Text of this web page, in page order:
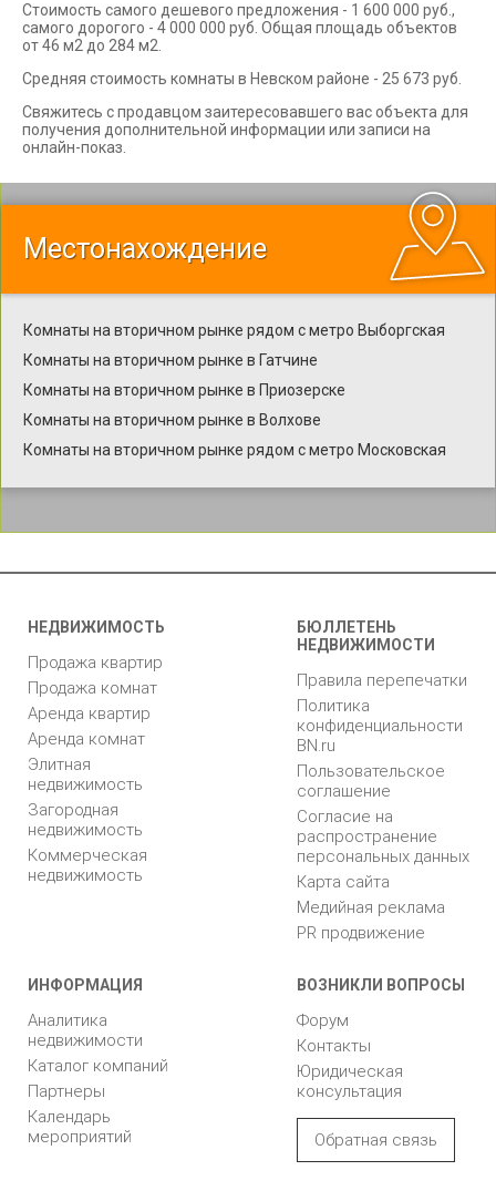
Стоимость самого дешевого предложения - 1 600 000 руб.,
самого дорогого - 4 000 000 руб. Общая площадь объектов
от 46 м2 до 284 м2.
Средняя стоимость комнаты в Невском районе - 25 673 руб.
Свяжитесь с продавцом заитересовавшего вас объекта для
получения дополнительной информации или записи на
онлайн-показ.
Местонахождение
Комнаты на вторичном рынке рядом с метро Выборгская
Комнаты на вторичном рынке в Гатчине
Комнаты на вторичном рынке в Приозерске
Комнаты на вторичном рынке в Волхове
Комнаты на вторичном рынке рядом с метро Московская
НЕДВИЖИМОСТЬ
Продажа квартир
Продажа комнат
Аренда квартир
Аренда комнат
Элитная
недвижимость
Загородная
недвижимость
Коммерческая
недвижимость
БЮЛЛЕТЕНЬ
НЕДВИЖИМОСТИ
Правила перепечатки
Политика
конфиденциальности
BN.ru
Пользовательское
соглашение
Согласие на
распространение
персональных данных
Карта сайта
Медийная реклама
PR продвижение
ИНФОРМАЦИЯ
Аналитика
недвижимости
Каталог компаний
Партнеры
Календарь
мероприятий
ВОЗНИКЛИ ВОПРОСЫ
Форум
Контакты
Юридическая
консультация
Обратная связь